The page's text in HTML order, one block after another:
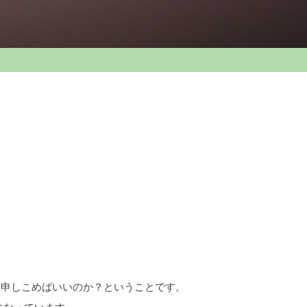
こめばいいのか？ということです。